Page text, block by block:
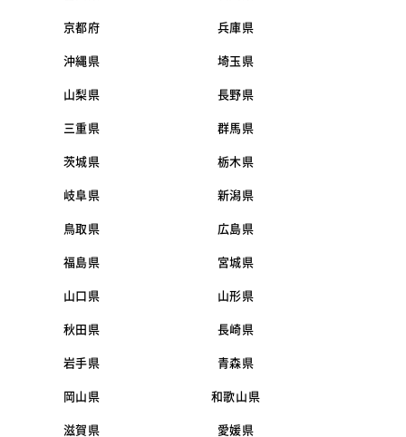
京都府 兵庫県
沖縄県 埼玉県
山梨県 長野県
三重県 群馬県
茨城県 栃木県
岐阜県 新潟県
鳥取県 広島県
福島県 宮城県
山口県 山形県
秋田県 長崎県
岩手県 青森県
岡山県 和歌山県
滋賀県 愛媛県